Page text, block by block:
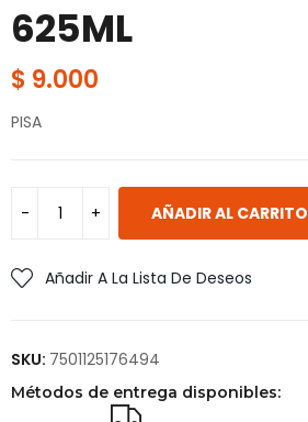
625ML
$ 9.000
PISA
AÑADIR AL CARRITO
Añadir A La Lista De Deseos
SKU: 7501125176494
Métodos de entrega disponibles: